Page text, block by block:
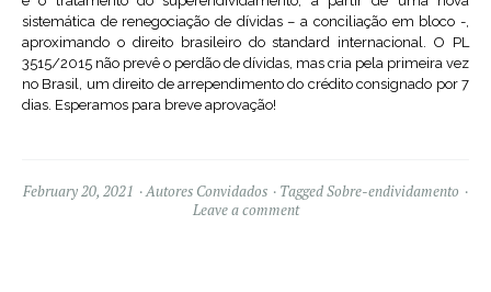
sistemática de renegociação de dívidas – a conciliação em bloco -,
aproximando o direito brasileiro do standard internacional. O PL
3515/2015 não prevê o perdão de dívidas, mas cria pela primeira vez
no Brasil, um direito de arrependimento do crédito consignado por 7
dias. Esperamos para breve aprovação!
February 20, 2021 Autores Convidados TaggedSobre-endividamento
Leave a comment